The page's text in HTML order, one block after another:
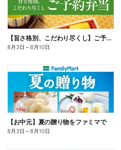
【旨さ格別、こだわり尽くし】ご予約弁当
8月3日 ～8月10日
【お中元】夏の贈り物をファミマで
8月3日 ～8月10日